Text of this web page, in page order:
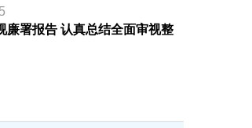
廉署报告 认真总结全面审视整